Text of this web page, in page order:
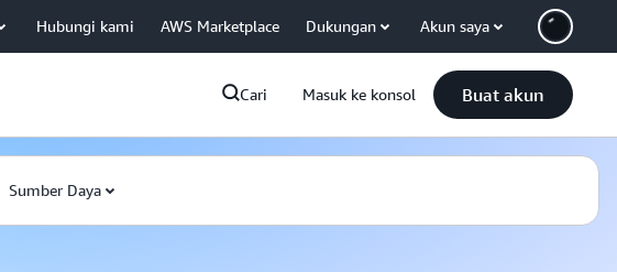
Hubungi kami AWS Marketplace Dukungan Akun saya
Cari Masuk ke konsol Buat akun
Sumber Daya